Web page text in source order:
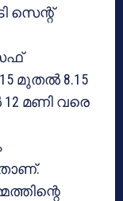
സെന്റ്
മുതല്‍ 8.15
മണി വരെ